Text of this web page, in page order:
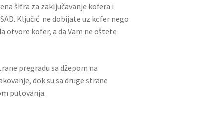
šifra za zaključavanje kofera i
Ključić ne dobijate uz kofer nego
otvore kofer, a da Vam ne oštete
pregradu sa džepom na
dok su sa druge strane
putovanja.